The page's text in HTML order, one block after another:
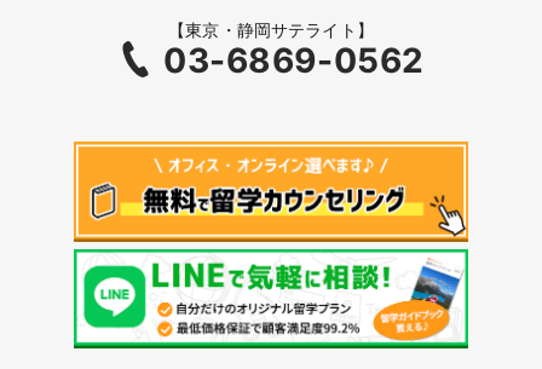
【東京・静岡サテライト】
03-6869-0562